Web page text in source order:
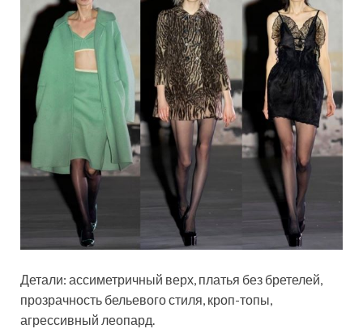
Детали: ассиметричный верх, платья без бретелей,
прозрачность бельевого стиля, кроп-топы,
агрессивный леопард.